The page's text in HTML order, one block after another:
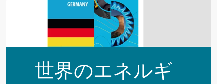
世界のエネルギ